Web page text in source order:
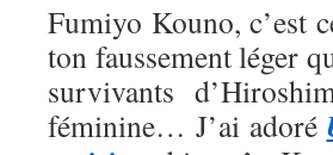
Fumiyo Kouno, c’est
ton faussement léger
survivants
féminine… J’ai adoré